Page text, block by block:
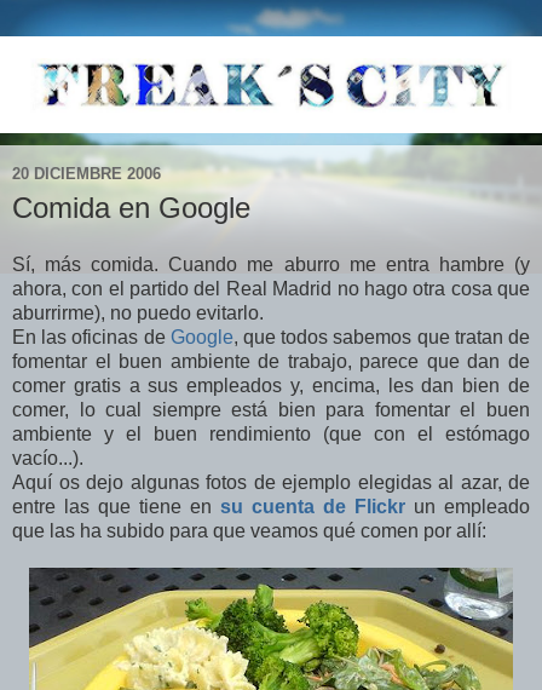
20 DICIEMBRE 2006
Comida en Google
Sí, más comida. Cuando me aburro me entra hambre (y
ahora, con el partido del Real Madrid no hago otra cosa que
aburrirme), no puedo evitarlo.
En las oficinas de Google, que todos sabemos que tratan de
fomentar el buen ambiente de trabajo, parece que dan de
comer gratis a sus empleados y, encima, les dan bien de
comer, lo cual siempre está bien para fomentar el buen
ambiente y el buen rendimiento (que con el estómago
vacío...).
Aquí os dejo algunas fotos de ejemplo elegidas al azar, de
entre las que tiene en su cuenta de Flickr un empleado
que las ha subido para que veamos qué comen por allí: